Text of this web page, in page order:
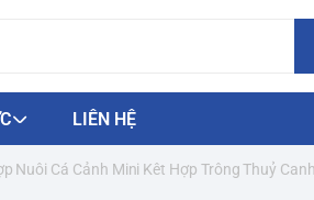
LIÊN HỆ
Nuôi Cá Cảnh Mini Kêt Hợp Trông Thuỷ